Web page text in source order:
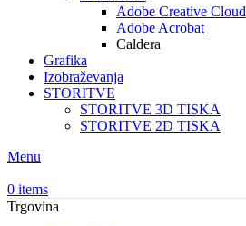
Adobe Creative Cloud
Adobe Acrobat
Caldera
Grafika
Izobraževanja
STORITVE
STORITVE 3D TISKA
STORITVE 2D TISKA
Menu
0 items
Trgovina